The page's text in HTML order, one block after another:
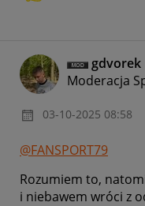
gdvorek
Moderacja
‎03-10-2025 08:58
@FANSPORT79
Rozumiem to,
i niebawem wróci z